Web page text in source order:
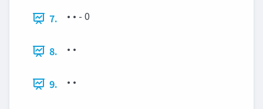
7.
• • - 0
8. • •
9. • •